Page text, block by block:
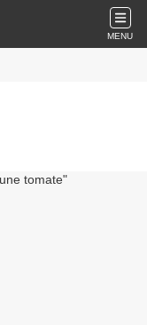
MENU